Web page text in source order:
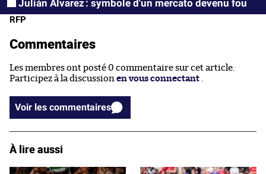
Julián Alvarez : symbole d'un mercato devenu fou
RFP
Commentaires
Les membres ont posté 0 commentaire sur cet article.
Participez à la discussion en vous connectant
Voir les commentaires
À lire aussi